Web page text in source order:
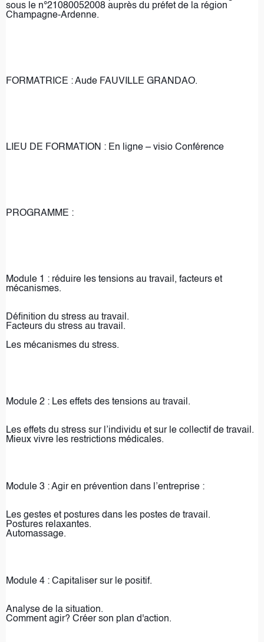
sous le n°21080052008 auprès du préfet de la région
Champagne-Ardenne.
FORMATRICE : Aude FAUVILLE GRANDAO.
LIEU DE FORMATION : En ligne – visio Conférence
PROGRAMME :
Module 1 : réduire les tensions au travail, facteurs et
mécanismes.
Définition du stress au travail.
Facteurs du stress au travail.
Les mécanismes du stress.
Module 2 : Les effets des tensions au travail.
Les effets du stress sur l’individu et sur le collectif de travail.
Mieux vivre les restrictions médicales.
Module 3 : Agir en prévention dans l’entreprise :
Les gestes et postures dans les postes de travail.
Postures relaxantes.
Automassage.
Module 4 : Capitaliser sur le positif.
Analyse de la situation.
Comment agir? Créer son plan d'action.